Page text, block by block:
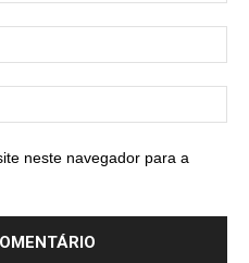
neste navegador para a